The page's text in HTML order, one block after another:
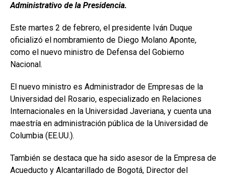
Administrativo de la Presidencia.
Este martes 2 de febrero, el presidente Iván Duque
oficializó el nombramiento de Diego Molano Aponte,
como el nuevo ministro de Defensa del Gobierno
Nacional.
El nuevo ministro es Administrador de Empresas de la
Universidad del Rosario, especializado en Relaciones
Internacionales en la Universidad Javeriana, y cuenta una
maestría en administración pública de la Universidad de
Columbia (EE.UU.).
También se destaca que ha sido asesor de la Empresa de
Acueducto y Alcantarillado de Bogotá, Director del